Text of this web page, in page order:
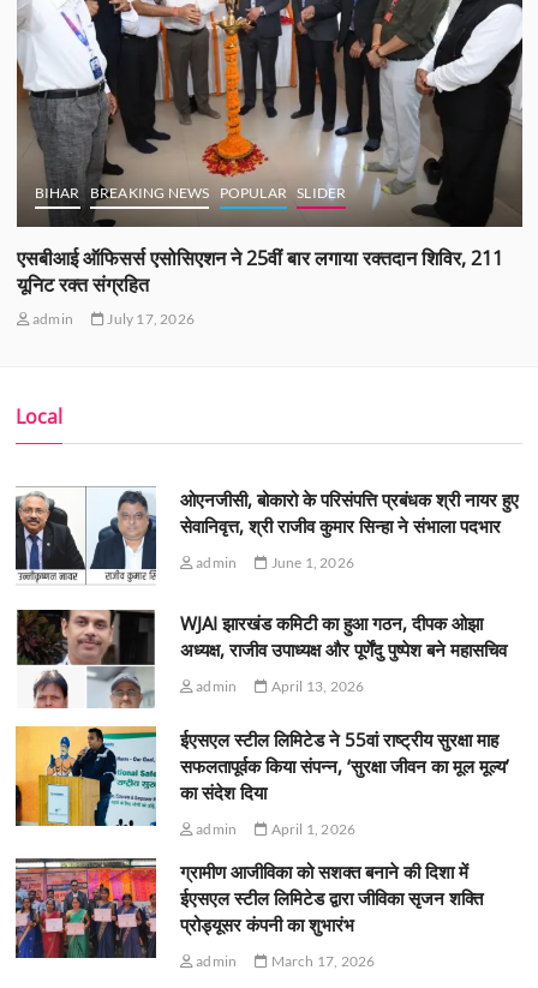
BIHAR BREAKING NEWS POPULAR SLIDER
एसबीआई ऑफिसर्स एसोसिएशन ने 25वीं बार लगाया रक्तदान शिविर, 211
यूनिट रक्त संग्रहित
admin July 17, 2026
Local
ओएनजीसी, बोकारो के परिसंपत्ति प्रबंधक श्री नायर हुए
सेवानिवृत्त, श्री राजीव कुमार सिन्हा ने संभाला पदभार
admin June 1, 2026
WJAI झारखंड कमिटी का हुआ गठन, दीपक ओझा
अध्यक्ष, राजीव उपाध्यक्ष और पूर्णेंदु पुष्पेश बने महासचिव
admin April 13, 2026
ईएसएल स्टील लिमिटेड ने 55वां राष्ट्रीय सुरक्षा माह
सफलतापूर्वक किया संपन्न, ‘सुरक्षा जीवन का मूल मूल्य’
का संदेश दिया
admin April 1, 2026
ग्रामीण आजीविका को सशक्त बनाने की दिशा में
ईएसएल स्टील लिमिटेड द्वारा जीविका सृजन शक्ति
प्रोड्यूसर कंपनी का शुभारंभ
admin March 17, 2026